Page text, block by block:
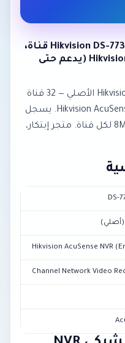
مسجل شبكي Hikvision DS-7732NXI-K4 — 32 قناة،
Hikvision AcuSense NVR (Enterprise) (يدعم حتى
مسجل شبكي Hikvision DS-7732NXI-K4 الأصلي — 32 قناة
من سلسلة Hikvision AcuSense NVR (Enterprise). يسجل
كاميرات IP بدقة تصل حتى 8MP/4K لكل قناة. متجر إبتكار،
DS-
Hikvision AcuSense NVR